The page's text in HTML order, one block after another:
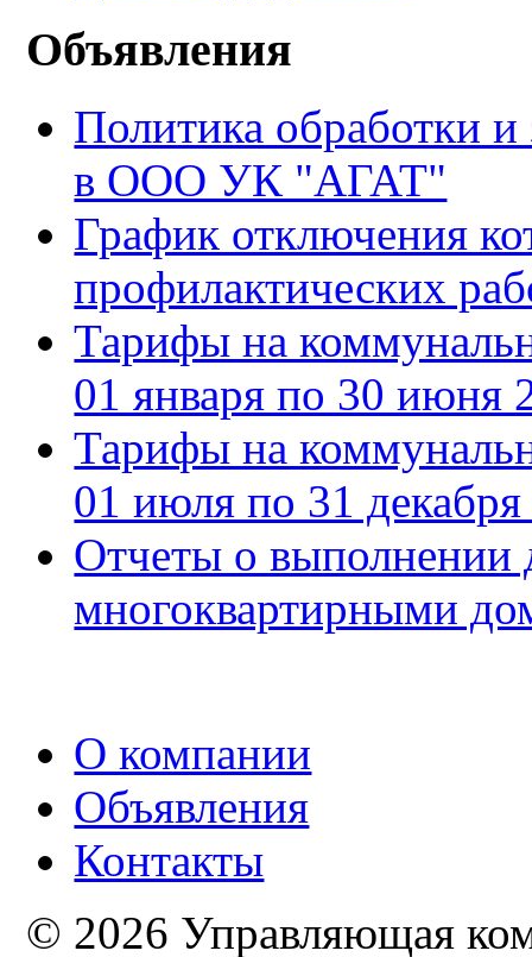
Объявления
Политика обработки
в ООО УК "АГАТ"
График отключения
профилактических
Тарифы на
01 января по 30 июня
Тарифы на
01 июля по 31 декабря
Отчеты о выполнении
многоквартирными
О компании
Объявления
Контакты
© 2026 Управляющая